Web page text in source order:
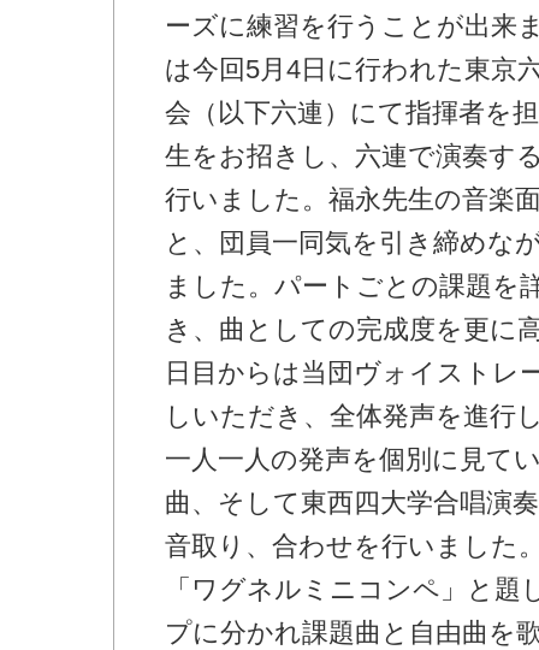
ーズに練習を行うことが出来
は今回5月4日に行われた東京
会（以下六連）にて指揮者を
生をお招きし、六連で演奏す
行いました。福永先生の音楽
と、団員一同気を引き締めな
ました。パートごとの課題を
き、曲としての完成度を更に
日目からは当団ヴォイストレ
しいただき、全体発声を進行
一人一人の発声を個別に見て
曲、そして東西四大学合唱演
音取り、合わせを行いました
「ワグネルミニコンペ」と題
プに分かれ課題曲と自由曲を